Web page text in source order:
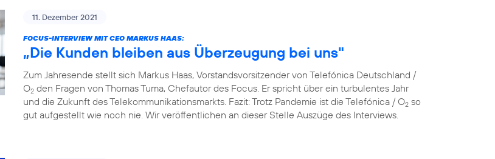
11. Dezember 2021
FOCUS-INTERVIEW MIT CEO MARKUS HAAS:
„Die Kunden bleiben aus Überzeugung bei uns"
Zum Jahresende stellt sich Markus Haas, Vorstandsvorsitzender von Telefónica Deutschland /
O2 den Fragen von Thomas Tuma, Chefautor des Focus. Er spricht über ein turbulentes Jahr
und die Zukunft des Telekommunikationsmarkts. Fazit: Trotz Pandemie ist die Telefónica / O2 so
gut aufgestellt wie noch nie. Wir veröffentlichen an dieser Stelle Auszüge des Interviews.